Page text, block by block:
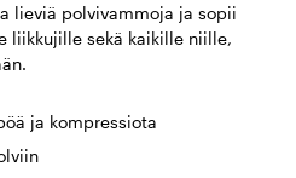
lieviä polvivammoja ja sopii
liikkujille sekä kaikille niille,
ja kompressiota